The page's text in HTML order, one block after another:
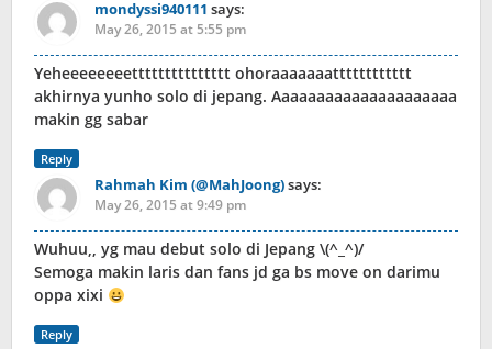
mondyssi940111 says:
May 26, 2015 at 5:55 pm
Yeheeeeeeeettttttttttttttt ohoraaaaaaatttttttttttt
akhirnya yunho solo di jepang. Aaaaaaaaaaaaaaaaaaaaa
makin gg sabar
Reply
Rahmah Kim (@MahJoong)says:
May 26, 2015 at 9:49 pm
Wuhuu,, yg mau debut solo di Jepang \(^_^)/
Semoga makin laris dan fans jd ga bs move on darimu
oppa xixi
Reply